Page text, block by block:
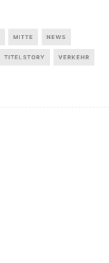
MITTE NEWS
TITELSTORY VERKEHR